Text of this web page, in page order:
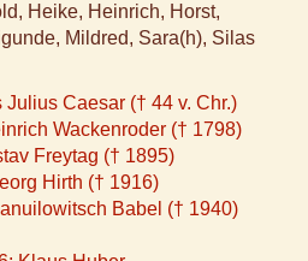
Heike, Heinrich, Horst,
Mildred, Sara(h), Silas
Julius Caesar († 44 v. Chr.)
Wackenroder († 1798)
Freytag († 1895)
Hirth († 1916)
Babel († 1940)